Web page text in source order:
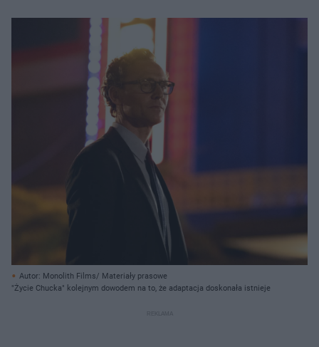
Autor: Monolith Films/ Materiały prasowe
"Życie Chucka" kolejnym dowodem na to, że adaptacja doskonała istnieje